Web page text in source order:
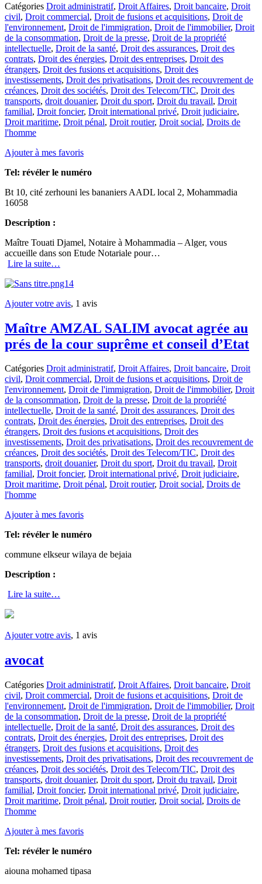
Catégories Droit administratif, Droit Affaires, Droit bancaire, Droit
civil, Droit commercial, Droit de fusions et acquisitions, Droit de
l'environnement, Droit de l'immigration, Droit de l'immobilier, Droit
de la consommation, Droit de la presse, Droit de la propriété
intellectuelle, Droit de la santé, Droit des assurances, Droit des
contrats, Droit des énergies, Droit des entreprises, Droit des
étrangers, Droit des fusions et acquisitions, Droit des
investissements, Droit des privatisations, Droit des recouvrement de
créances, Droit des sociétés, Droit des Telecom/TIC, Droit des
transports, droit douanier, Droit du sport, Droit du travail, Droit
familial, Droit foncier, Droit international privé, Droit judiciaire,
Droit maritime, Droit pénal, Droit routier, Droit social, Droits de
l'homme
Ajouter à mes favoris
Tel: révéler le numéro
Bt 10, cité zerhouni les bananiers AADL local 2, Mohammadia
16058
Description :
Maître Touati Djamel, Notaire à Mohammadia – Alger, vous
accueille dans son Etude Notariale pour…
Lire la suite…
Ajouter votre avis, 1 avis
Maître AMZAL SALIM avocat agrée au
prés de la cour suprême et conseil d’Etat
Catégories Droit administratif, Droit Affaires, Droit bancaire, Droit
civil, Droit commercial, Droit de fusions et acquisitions, Droit de
l'environnement, Droit de l'immigration, Droit de l'immobilier, Droit
de la consommation, Droit de la presse, Droit de la propriété
intellectuelle, Droit de la santé, Droit des assurances, Droit des
contrats, Droit des énergies, Droit des entreprises, Droit des
étrangers, Droit des fusions et acquisitions, Droit des
investissements, Droit des privatisations, Droit des recouvrement de
créances, Droit des sociétés, Droit des Telecom/TIC, Droit des
transports, droit douanier, Droit du sport, Droit du travail, Droit
familial, Droit foncier, Droit international privé, Droit judiciaire,
Droit maritime, Droit pénal, Droit routier, Droit social, Droits de
l'homme
Ajouter à mes favoris
Tel: révéler le numéro
commune elkseur wilaya de bejaia
Description :
Lire la suite…
Ajouter votre avis, 1 avis
avocat
Catégories Droit administratif, Droit Affaires, Droit bancaire, Droit
civil, Droit commercial, Droit de fusions et acquisitions, Droit de
l'environnement, Droit de l'immigration, Droit de l'immobilier, Droit
de la consommation, Droit de la presse, Droit de la propriété
intellectuelle, Droit de la santé, Droit des assurances, Droit des
contrats, Droit des énergies, Droit des entreprises, Droit des
étrangers, Droit des fusions et acquisitions, Droit des
investissements, Droit des privatisations, Droit des recouvrement de
créances, Droit des sociétés, Droit des Telecom/TIC, Droit des
transports, droit douanier, Droit du sport, Droit du travail, Droit
familial, Droit foncier, Droit international privé, Droit judiciaire,
Droit maritime, Droit pénal, Droit routier, Droit social, Droits de
l'homme
Ajouter à mes favoris
Tel: révéler le numéro
aiouna mohamed tipasa